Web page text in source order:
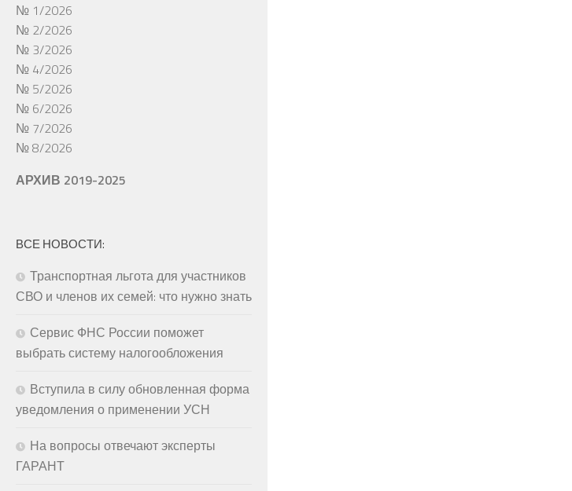
№ 1/2026
№ 2/2026
№ 3/2026
№ 4/2026
№ 5/2026
№ 6/2026
№ 7/2026
№ 8/2026
АРХИВ 2019-2025
ВСЕ НОВОСТИ:
Транспортная льгота для участников
СВО и членов их семей: что нужно знать
Сервис ФНС России поможет
выбрать систему налогообложения
Вступила в силу обновленная форма
уведомления о применении УСН
На вопросы отвечают эксперты
ГАРАНТ